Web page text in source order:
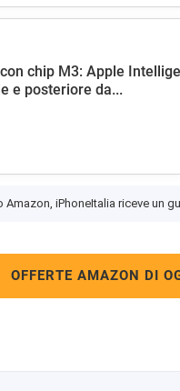
chip M3: Apple
e posteriore da...
Amazon, iPhoneItalia riceve un
OFFERTE AMAZON DI